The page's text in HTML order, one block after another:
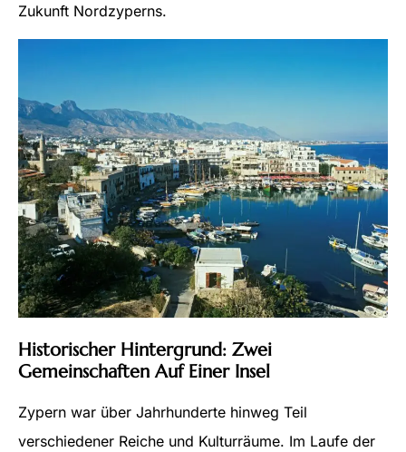
Zukunft Nordzyperns.
Historischer Hintergrund: Zwei
Gemeinschaften Auf Einer Insel
Zypern war über Jahrhunderte hinweg Teil
verschiedener Reiche und Kulturräume. Im Laufe der